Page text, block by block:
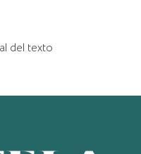
del texto